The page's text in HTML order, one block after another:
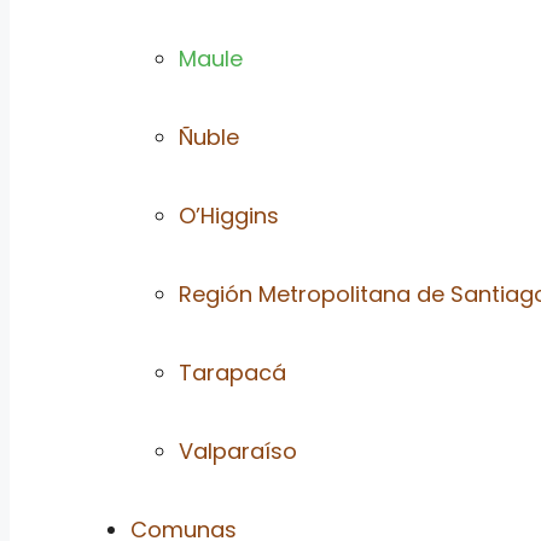
Maule
Ñuble
O’Higgins
Región Metropolitana de
Tarapacá
Valparaíso
Comunas